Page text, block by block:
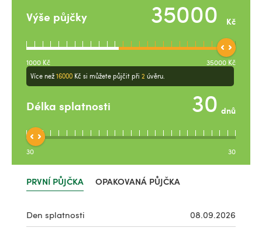
Výše půjčky Kč
1000 Kč 35000 Kč
Více než 16000 Kč si můžete půjčit při 2 úvěru.
Délka splatnosti dnů
30 30
PRVNÍ PŮJČKA OPAKOVANÁ PŮJČKA
Den splatnosti 08.09.2026